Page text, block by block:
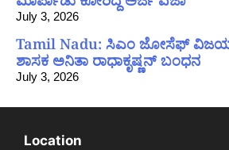
July 3, 2026
Tamil Nadu: ಸಿಎಂ ಜೋಸೆಫ್ ವಿಜಯ್
ಶಾಸಕ ಅನಿತಾ ರಾಧಾಕೃಷ್ಣನ್ ಬಂಧನ
July 3, 2026
Location